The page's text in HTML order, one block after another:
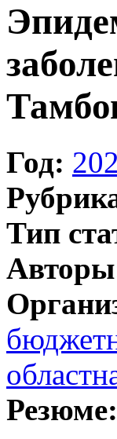
Год:
Тип
Резюме: